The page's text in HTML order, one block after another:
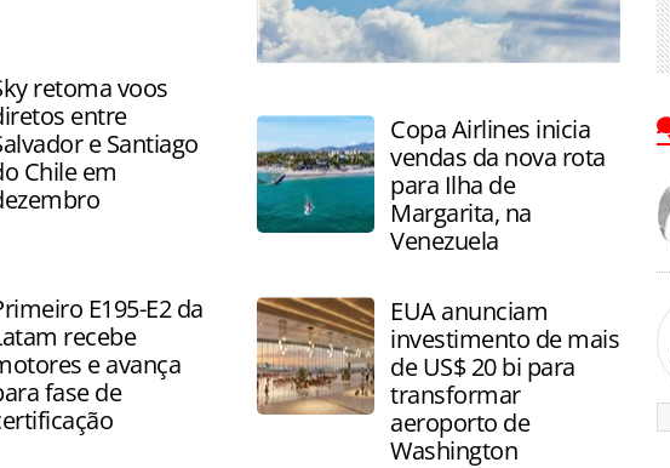
frequências semanais
retoma voos
entre
e Santiago
Chile em
Copa Airlines inicia
vendas da nova rota
para Ilha de
Margarita, na
Venezuela
E195-E2 da
recebe
e avança
fase de
EUA anunciam
investimento de mais
de US$ 20 bi para
transformar
aeroporto de
Washington